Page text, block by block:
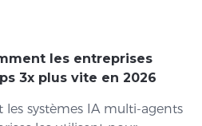
les entreprises
3x plus vite en 2026
les systèmes IA multi-agents